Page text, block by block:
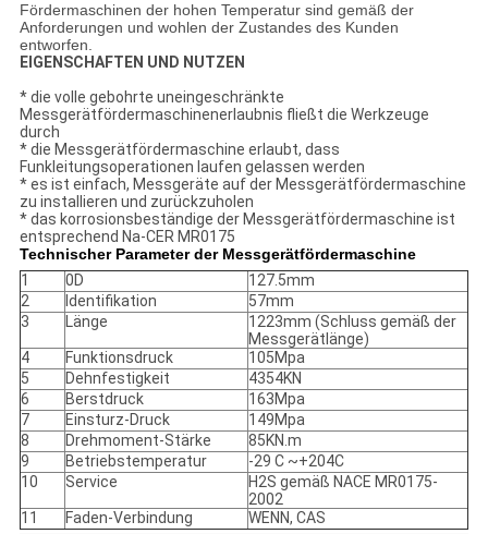
Fördermaschinen der hohen Temperatur sind gemäß der
Anforderungen und wohlen der Zustandes des Kunden
entworfen.
EIGENSCHAFTEN UND NUTZEN
* die volle gebohrte uneingeschränkte
Messgerätfördermaschinenerlaubnis fließt die Werkzeuge
durch
* die Messgerätfördermaschine erlaubt, dass
Funkleitungsoperationen laufen gelassen werden
* es ist einfach, Messgeräte auf der Messgerätfördermaschine
zu installieren und zurückzuholen
* das korrosionsbeständige der Messgerätfördermaschine ist
entsprechend Na-CER MR0175
Technischer Parameter der Messgerätfördermaschine
1
0D
127.5mm
2
Identifikation
57mm
3
Länge
1223mm (Schluss gemäß der
Messgerätlänge)
4
Funktionsdruck
105Mpa
5
Dehnfestigkeit
4354KN
6
Berstdruck
163Mpa
7
Einsturz-Druck
149Mpa
8
Drehmoment-Stärke
85KN.m
9
Betriebstemperatur
-29 C ~+204C
10
Service
H2S gemäß NACE MR0175-
2002
11
Faden-Verbindung
WENN, CAS